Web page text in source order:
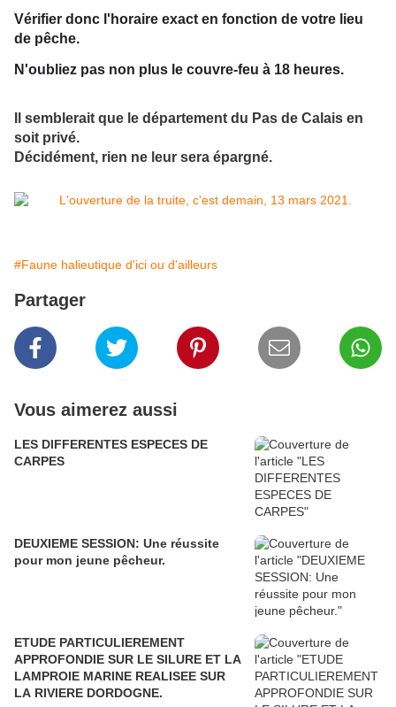
Vérifier donc l'horaire exact en fonction de votre lieu
de pêche.
N'oubliez pas non plus le couvre-feu à 18 heures.
Il semblerait que le département du Pas de Calais en
soit privé.
Décidément, rien ne leur sera épargné.
#Faune halieutique d'ici ou d'ailleurs
Partager
Vous aimerez aussi
LES DIFFERENTES ESPECES DE
CARPES
DEUXIEME SESSION: Une réussite
pour mon jeune pêcheur.
ETUDE PARTICULIEREMENT
APPROFONDIE SUR LE SILURE ET LA
LAMPROIE MARINE REALISEE SUR
LA RIVIERE DORDOGNE.